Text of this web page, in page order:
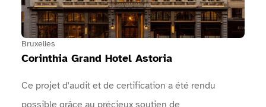
Bruxelles
Corinthia Grand Hotel Astoria
Ce projet d'audit et de certification a été rendu